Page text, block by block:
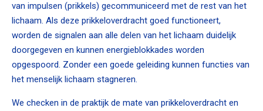
van impulsen (prikkels) gecommuniceerd met de rest van het
lichaam. Als deze prikkeloverdracht goed functioneert,
worden de signalen aan alle delen van het lichaam duidelijk
doorgegeven en kunnen energieblokkades worden
opgespoord. Zonder een goede geleiding kunnen functies van
het menselijk lichaam stagneren.
We checken in de praktijk de mate van prikkeloverdracht en